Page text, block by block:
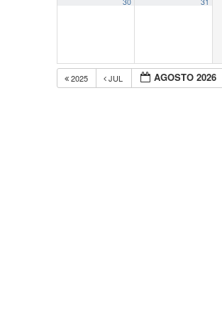
2025 JUL AGOSTO 2026